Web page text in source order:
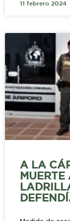
11 febrero 2024
A LA
MUERTE